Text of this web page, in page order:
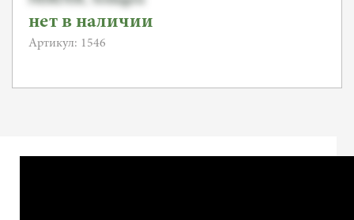
нет в наличии
Артикул: 1546